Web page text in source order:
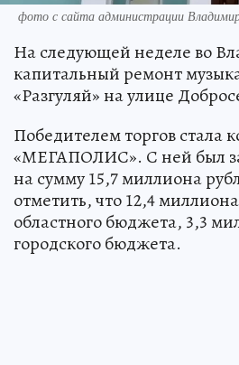
фото с сайта администрации
На следующей неделе во
капитальный ремонт
«Разгуляй» на улице
Победителем торгов
«МЕГАПОЛИС». С ней был
на сумму 15,7 миллиона
отметить, что 12,4
областного бюджета, 3,3
городского бюджета.